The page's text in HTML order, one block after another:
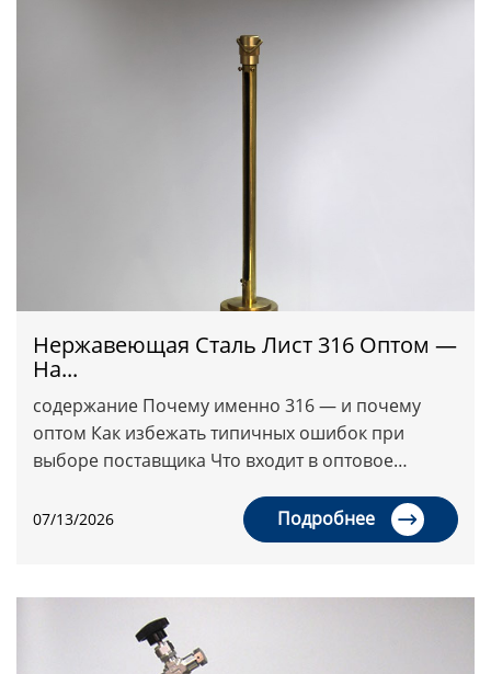
Нержавеющая Сталь Лист 316 Оптом —
На...
содержание Почему именно 316 — и почему
оптом Как избежать типичных ошибок при
выборе поставщика Что входит в оптовое
рекомендации перед заказом Нержавею...
07/13/2026 Подробнее 